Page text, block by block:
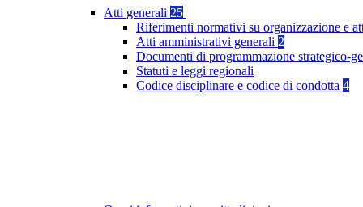
Atti generali 25
Riferimenti normativi su organizzazione e
Atti amministrativi generali 2
Documenti di programmazione strategico-
Statuti e leggi regionali
Codice disciplinare e codice di condotta 4